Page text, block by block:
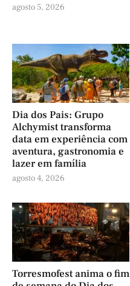
agosto 5, 2026
Dia dos Pais: Grupo
Alchymist transforma
data em experiência com
aventura, gastronomia e
lazer em família
agosto 4, 2026
Torresmofest anima o fim